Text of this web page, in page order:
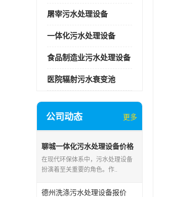
屠宰污水处理设备
一体化污水处理设备
食品制造业污水处理设备
医院辐射污水衰变池
公司动态 更多
聊城一体化污水处理设备价格
在现代环保体系中，污水处理设备
扮演着至关重要的角色。作..
德州洗涤污水处理设备报价